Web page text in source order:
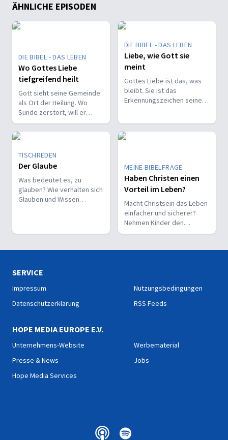
ÄHNLICHE EPISODEN
DIE BIBEL - DAS LEBEN
Wo Gottes Liebe
tiefgreifend heilt
Gott sieht seine Gemeinde
als Ort der Heilung. Wo
Sünde zerstört, will er
liebevoll und korrigierend
heilen.
DIE BIBEL - DAS LEBEN
Liebe, wie Gott sie
meint
Gottes Liebe ist das, was
bleibt. Sie ist das
Erkennungszeichen seiner
TISCHREDEN
Der Glaube
Was bedeutet es, zu
glauben? Wie verhalten sich
Glauben und Wissen
MEINE BIBELFRAGE
Haben Christen einen
Vorteil im Leben?
Macht Christsein das Leben
einfacher und sicherer?
Nehmen Kinder den
Glauben leichter an als
SERVICE
Impressum
Datenschutzerklärung
Nutzungsbedingungen
RSS Feeds
HOPE MEDIA EUROPE E.V.
Unternehmens-Website
Presse & News
Hope Media Services
Werbematerial
Jobs